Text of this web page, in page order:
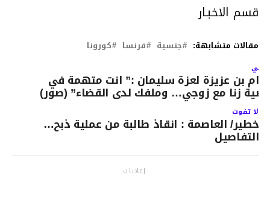
قسم الاخبـار
مقالات متشابهة: جنسية فرنسا كورونا
بن عزيزة لعزة سليمان :” انت متهمة في
زنا مع زوجي… وملفك لدى القضاء” (صور)
لا تفوت
خطير/ العاصمة : انقاذ طالبة من عملية ذبح…
التفاصيل
إعلانات